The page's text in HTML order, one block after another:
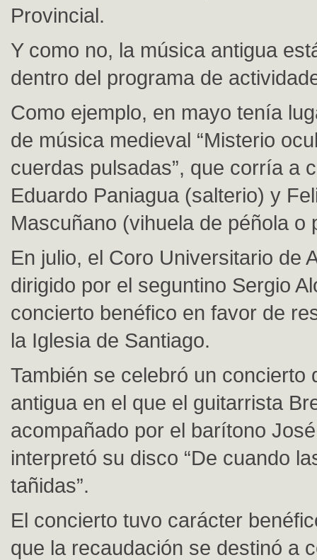
Provincial.
Y como no, la música antigua
dentro del programa de
Como ejemplo, en mayo tenía
de música medieval “Misterio
cuerdas pulsadas”, que corría a
Eduardo Paniagua (salterio) y
Mascuñano (vihuela de péñola o
En julio, el Coro Universitario de
dirigido por el seguntino Sergio
concierto benéfico en favor de
la Iglesia de Santiago.
También se celebró un concierto
antigua en el que el guitarrista
acompañado por el barítono
interpretó su disco “De cuando
tañidas”.
El concierto tuvo carácter
que la recaudación se destinó a